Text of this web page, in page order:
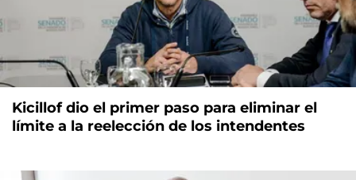
Kicillof dio el primer paso para eliminar el
límite a la reelección de los intendentes